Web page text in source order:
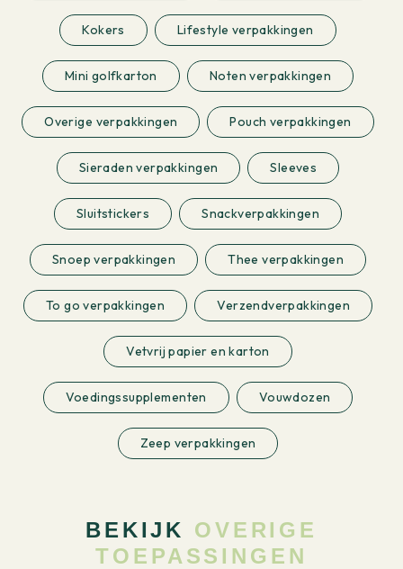
Kokers Lifestyle verpakkingen
Mini golfkarton Noten verpakkingen
Overige verpakkingen Pouch verpakkingen
Sieraden verpakkingen Sleeves
Sluitstickers Snackverpakkingen
Snoep verpakkingen Thee verpakkingen
To go verpakkingen Verzendverpakkingen
Vetvrij papier en karton
Voedingssupplementen Vouwdozen
Zeep verpakkingen
BEKIJK OVERIGE
TOEPASSINGEN